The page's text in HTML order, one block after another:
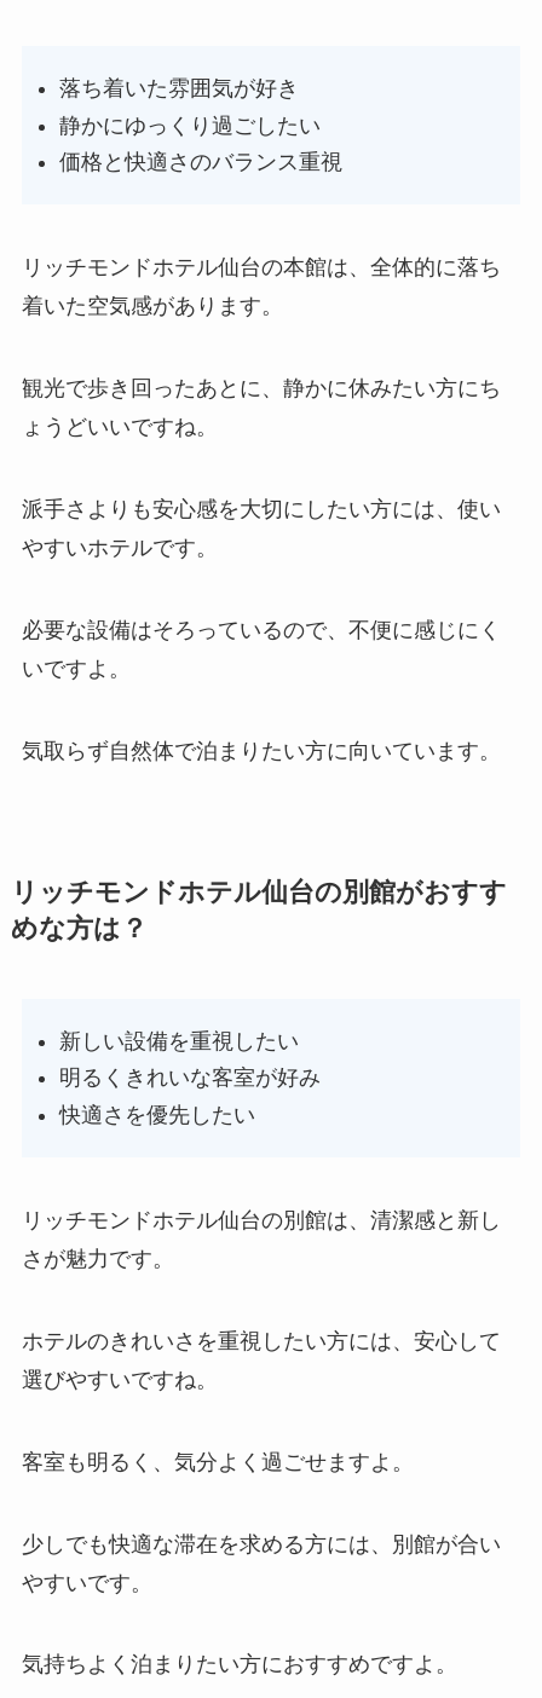
落ち着いた雰囲気が好き
静かにゆっくり過ごしたい
価格と快適さのバランス重視
リッチモンドホテル仙台の本館は、全体的に落ち
着いた空気感があります。
観光で歩き回ったあとに、静かに休みたい方にち
ょうどいいですね。
派手さよりも安心感を大切にしたい方には、使い
やすいホテルです。
必要な設備はそろっているので、不便に感じにく
いですよ。
気取らず自然体で泊まりたい方に向いています。
リッチモンドホテル仙台の別館がおすす
めな方は？
新しい設備を重視したい
明るくきれいな客室が好み
快適さを優先したい
リッチモンドホテル仙台の別館は、清潔感と新し
さが魅力です。
ホテルのきれいさを重視したい方には、安心して
選びやすいですね。
客室も明るく、気分よく過ごせますよ。
少しでも快適な滞在を求める方には、別館が合い
やすいです。
気持ちよく泊まりたい方におすすめですよ。